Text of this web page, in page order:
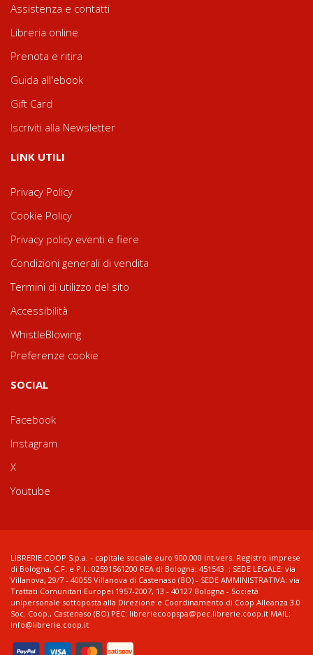
Assistenza e contatti
Libreria online
Prenota e ritira
Guida all'ebook
Gift Card
Iscriviti alla Newsletter
LINK UTILI
Privacy Policy
Cookie Policy
Privacy policy eventi e fiere
Condizioni generali di vendita
Termini di utilizzo del sito
Accessibilità
WhistleBlowing
Preferenze cookie
SOCIAL
Facebook
Instagram
X
Youtube
LIBRERIE.COOP S.p.a. - capitale sociale euro 900.000 int.vers. Registro imprese
di Bologna, C.F. e P.I.: 02591561200 REA di Bologna: 451543 ; SEDE LEGALE: via
Villanova, 29/7 - 40055 Villanova di Castenaso (BO) - SEDE AMMINISTRATIVA: via
Trattati Comunitari Europei 1957-2007, 13 - 40127 Bologna - Società
unipersonale sottoposta alla Direzione e Coordinamento di Coop Alleanza 3.0
Soc. Coop., Castenaso (BO) PEC: libreriecoopspa@pec.librerie.coop.it MAIL:
info@librerie.coop.it